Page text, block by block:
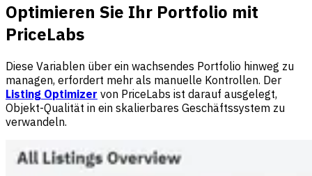
Optimieren Sie Ihr Portfolio mit
PriceLabs
Diese Variablen über ein wachsendes Portfolio hinweg zu
managen, erfordert mehr als manuelle Kontrollen. Der
Listing Optimizer von PriceLabs ist darauf ausgelegt,
Objekt-Qualität in ein skalierbares Geschäftssystem zu
verwandeln.